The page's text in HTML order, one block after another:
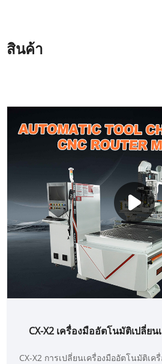
สินค้า
CX-X2 เครื่องมืออัตโนมัติเปลี่ยน
CX-X2 การเปลี่ยนเครื่องมืออัตโนมัติเครื่